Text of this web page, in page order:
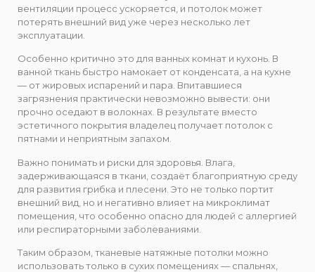
вентиляции процесс ускоряется, и потолок может
потерять внешний вид уже через несколько лет
эксплуатации.
Особенно критично это для ванных комнат и кухонь. В
ванной ткань быстро намокает от конденсата, а на кухне
— от жировых испарений и пара. Впитавшиеся
загрязнения практически невозможно вывести: они
прочно оседают в волокнах. В результате вместо
эстетичного покрытия владелец получает потолок с
пятнами и неприятным запахом.
Важно понимать и риски для здоровья. Влага,
задерживающаяся в ткани, создаёт благоприятную среду
для развития грибка и плесени. Это не только портит
внешний вид, но и негативно влияет на микроклимат
помещения, что особенно опасно для людей с аллергией
или респираторными заболеваниями.
Таким образом, тканевые натяжные потолки можно
использовать только в сухих помещениях — спальнях,